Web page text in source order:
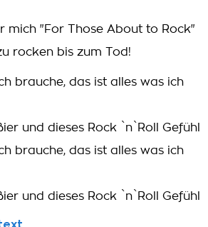
mich "For Those About to Rock"
rocken bis zum Tod!
brauche, das ist alles was ich
und dieses Rock `n`Roll Gefühl
brauche, das ist alles was ich
und dieses Rock `n`Roll Gefühl